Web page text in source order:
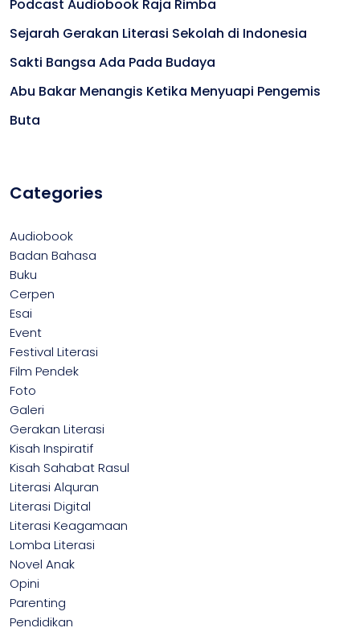
Podcast Audiobook Raja Rimba
Sejarah Gerakan Literasi Sekolah di Indonesia
Sakti Bangsa Ada Pada Budaya
Abu Bakar Menangis Ketika Menyuapi Pengemis
Buta
Categories
Audiobook
Badan Bahasa
Buku
Cerpen
Esai
Event
Festival Literasi
Film Pendek
Foto
Galeri
Gerakan Literasi
Kisah Inspiratif
Kisah Sahabat Rasul
Literasi Alquran
Literasi Digital
Literasi Keagamaan
Lomba Literasi
Novel Anak
Opini
Parenting
Pendidikan